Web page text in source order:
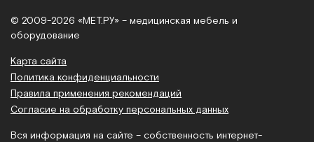
© 2009-2026 «МЕТ.РУ» – медицинская мебель и
оборудование
Карта сайта
Политика конфиденциальности
Правила применения рекомендаций
Согласие на обработку персональных данных
Вся информация на сайте – собственность интернет-